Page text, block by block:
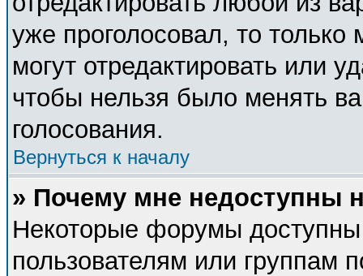
уже проголосовал, то
могут отредактировать или
чтобы нельзя было менять
голосования.
Вернуться к началу
» Почему мне недоступны
Некоторые форумы
пользователям или группам